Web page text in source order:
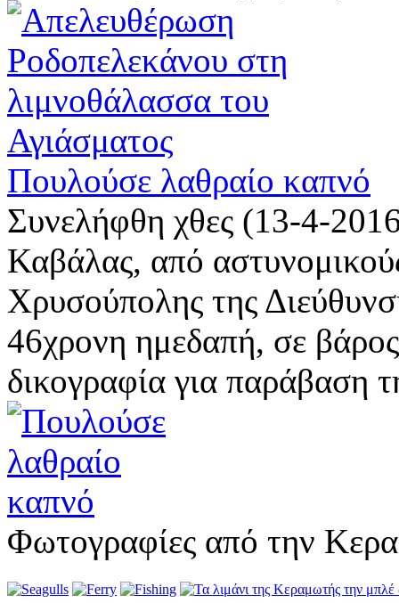
Πουλούσε λαθραίο καπνό
Συνελήφθη χθες (13-4-
Καβάλας, από
Χρυσούπολης της
46χρονη ημεδαπή, σε
δικογραφία για παράβαση
Φωτογραφίες από την